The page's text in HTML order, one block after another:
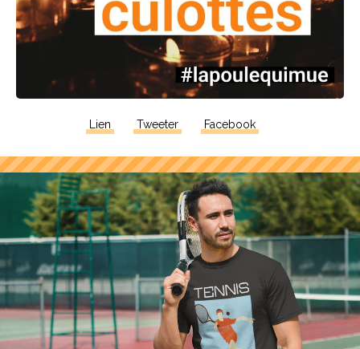
Lien Tweeter Facebook